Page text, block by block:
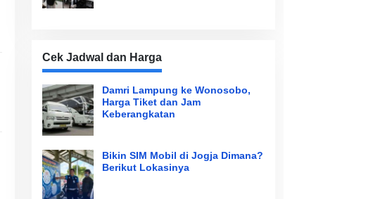
Cek Jadwal dan Harga
Damri Lampung ke Wonosobo,
Harga Tiket dan Jam
Keberangkatan
Bikin SIM Mobil di Jogja Dimana?
Berikut Lokasinya